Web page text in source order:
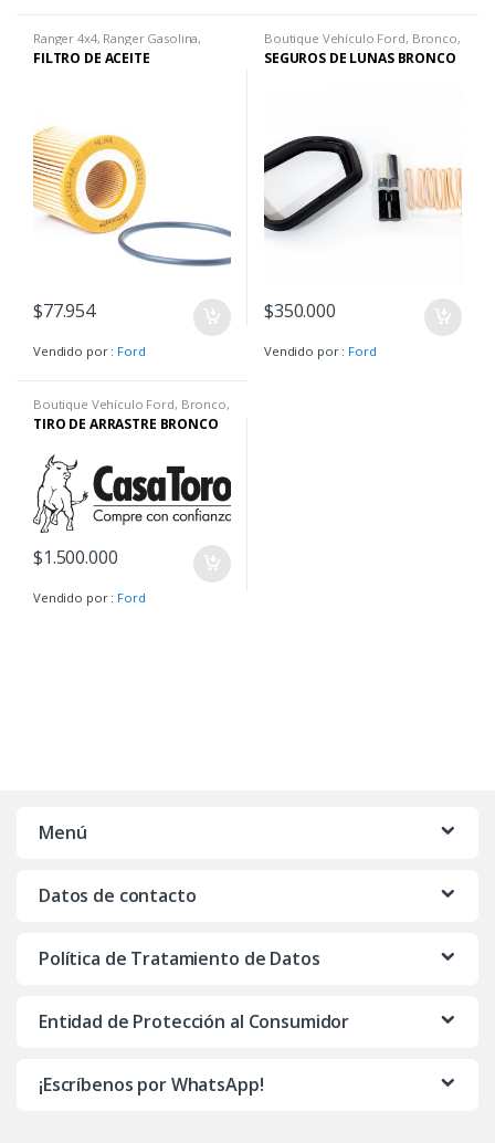
Ranger 4x4, Ranger Gasolina,
Ranger Limited,Ranger Raptor
Ranger XLS, Ranger XLT
FILTRO DE ACEITE
$77.954
Vendido por : Ford
Boutique Vehículo Ford, Bronco,
Bronco Big Ben,Bronco
Wildtrack
SEGUROS DE LUNAS BRONCO
$350.000
Vendido por : Ford
Boutique Vehículo Ford, Bronco,
Bronco Big Ben,Bronco
Wildtrack
TIRO DE ARRASTRE BRONCO
$1.500.000
Vendido por : Ford
Menú
Datos de contacto
Política de Tratamiento de Datos
Entidad de Protección al Consumidor
¡Escríbenos por WhatsApp!